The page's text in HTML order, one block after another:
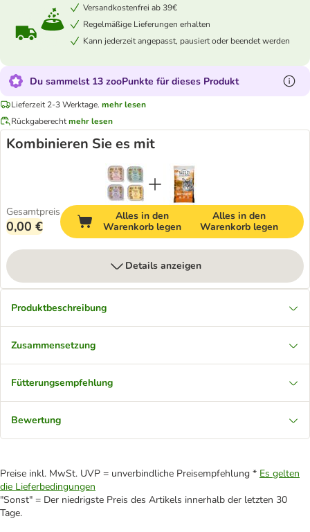
Versandkostenfrei ab 39€
Regelmäßige Lieferungen erhalten
Kann jederzeit angepasst, pausiert oder beendet werden
Du sammelst 13 zooPunkte für dieses Produkt
Lieferzeit 2-3 Werktage. mehr lesen
Rückgaberechtmehr lesen
Kombinieren Sie es mit
Gesamtpreis
0,00 €
Alles in den
Warenkorb legen
Alles in den
Warenkorb legen
Details anzeigen
Produktbeschreibung
Zusammensetzung
Fütterungsempfehlung
Bewertung
Preise inkl. MwSt. UVP = unverbindliche Preisempfehlung * Es gelten
die Lieferbedingungen
"Sonst" = Der niedrigste Preis des Artikels innerhalb der letzten 30
Tage.